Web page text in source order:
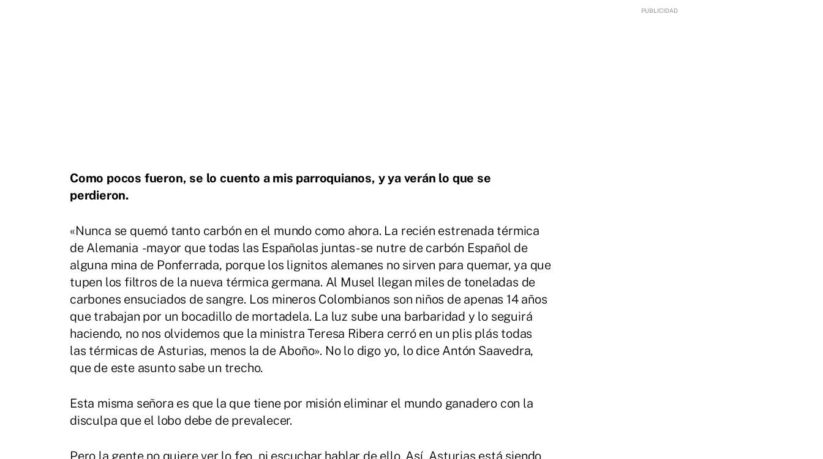
Como pocos fueron, se lo cuento a mis parroquianos, y ya verán lo que se
perdieron.
«Nunca se quemó tanto carbón en el mundo como ahora. La recién estrenada térmica
de Alemania -mayor que todas las Españolas juntas- se nutre de carbón Español de
alguna mina de Ponferrada, porque los lignitos alemanes no sirven para quemar, ya que
tupen los filtros de la nueva térmica germana. Al Musel llegan miles de toneladas de
carbones ensuciados de sangre. Los mineros Colombianos son niños de apenas 14 años
que trabajan por un bocadillo de mortadela. La luz sube una barbaridad y lo seguirá
haciendo, no nos olvidemos que la ministra Teresa Ribera cerró en un plis plás todas
las térmicas de Asturias, menos la de Aboño». No lo digo yo, lo dice Antón Saavedra,
que de este asunto sabe un trecho.
Esta misma señora es que la que tiene por misión eliminar el mundo ganadero con la
disculpa que el lobo debe de prevalecer.
Pero la gente no quiere ver lo feo, ni escuchar hablar de ello. Así, Asturias está siendo